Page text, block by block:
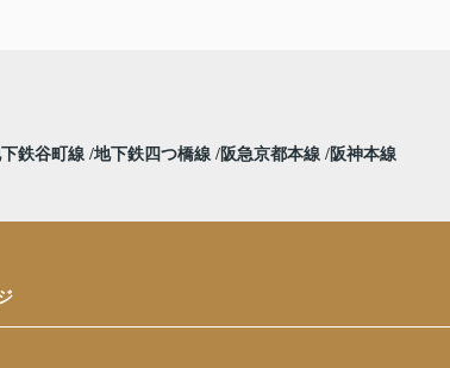
鉄谷町線 地下鉄四つ橋線 阪急京都本線 阪神本線